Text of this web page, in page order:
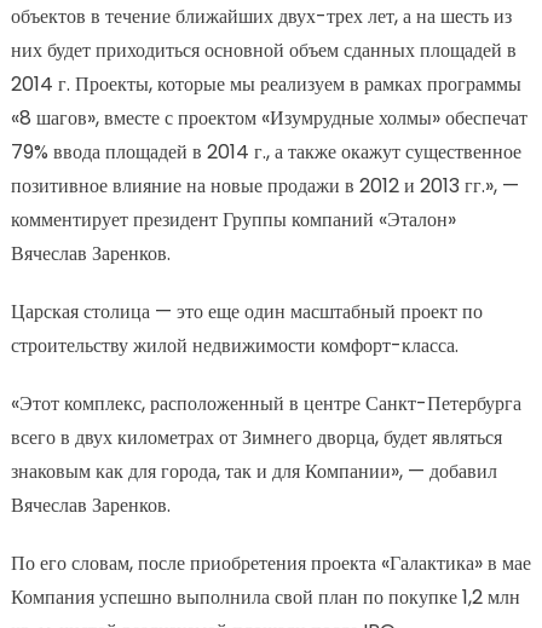
объектов в течение ближайших двух-трех лет, а на шесть из
них будет приходиться основной объем сданных площадей в
2014 г. Проекты, которые мы реализуем в рамках программы
«8 шагов», вместе с проектом «Изумрудные холмы» обеспечат
79% ввода площадей в 2014 г., а также окажут существенное
позитивное влияние на новые продажи в 2012 и 2013 гг.», —
комментирует президент Группы компаний «Эталон»
Вячеслав Заренков.
Царская столица — это еще один масштабный проект по
строительству жилой недвижимости комфорт-класса.
«Этот комплекс, расположенный в центре Санкт-Петербурга
всего в двух километрах от Зимнего дворца, будет являться
знаковым как для города, так и для Компании», — добавил
Вячеслав Заренков.
По его словам, после приобретения проекта «Галактика» в мае
Компания успешно выполнила свой план по покупке 1,2 млн